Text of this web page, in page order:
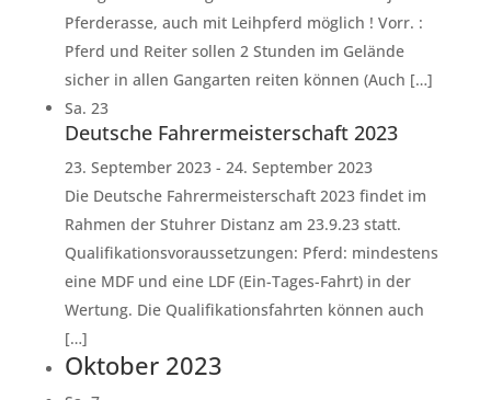
Pferderasse, auch mit Leihpferd möglich ! Vorr. :
Pferd und Reiter sollen 2 Stunden im Gelände
sicher in allen Gangarten reiten können (Auch […]
Sa. 23
Deutsche Fahrermeisterschaft 2023
23. September 2023- 24. September 2023
Die Deutsche Fahrermeisterschaft 2023 findet im
Rahmen der Stuhrer Distanz am 23.9.23 statt.
Qualifikationsvoraussetzungen: Pferd: mindestens
eine MDF und eine LDF (Ein-Tages-Fahrt) in der
Wertung. Die Qualifikationsfahrten können auch
[…]
Oktober 2023